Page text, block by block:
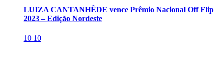
LUIZA CANTANHÊDE vence Prêmio Nacional Off Flip
2023 – Edição Nordeste
10 10